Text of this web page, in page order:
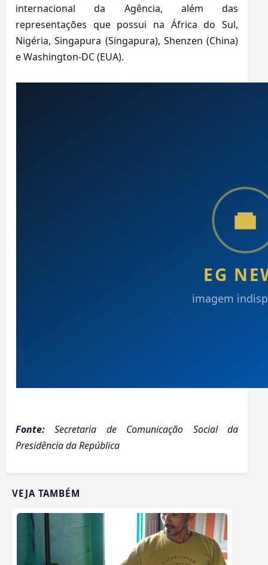
internacional da Agência, além das
representações que possui na África do Sul,
Nigéria, Singapura (Singapura), Shenzen (China)
e Washington-DC (EUA).
Fonte: Secretaria de Comunicação Social da
Presidência da República
VEJA TAMBÉM